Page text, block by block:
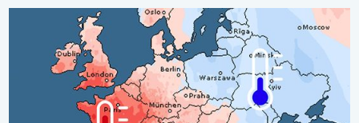
Lipiec pełen pogodowych kontrastów. Podsumowanie